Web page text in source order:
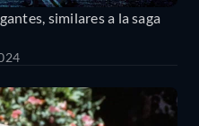
similares a la saga